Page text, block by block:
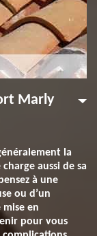
Marly
la
aussi de sa
à une
ou d’un
en
pour vous